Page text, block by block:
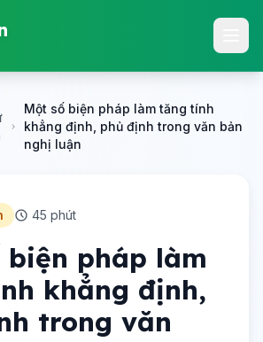
Một số biện pháp làm tăng tính
khẳng định, phủ định trong văn bản
nghị luận
45 phút
biện pháp làm
khẳng định,
trong văn